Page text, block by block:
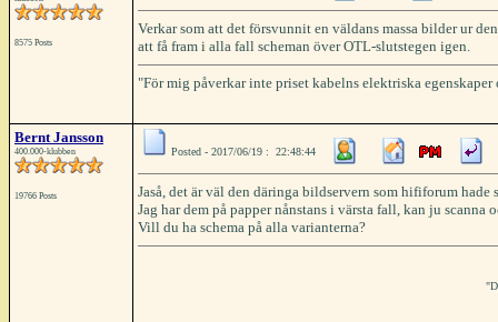
8575 Posts
Verkar som att det försvunnit en väldans massa bilder ur
att få fram i alla fall scheman över OTL-slutstegen igen.
"För mig påverkar inte priset kabelns elektriska
Bernt Jansson
400.000-klubben
19766 Posts
Posted - 2017/06/19 : 22:48:44
Jaså, det är väl den däringa bildservern som hififorum
Jag har dem på papper nånstans i värsta fall, kan ju scanna
Vill du ha schema på alla varianterna?